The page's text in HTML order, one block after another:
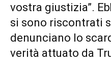
vostra giustizia”.
si sono riscontrati
denunciano lo
verità attuato da